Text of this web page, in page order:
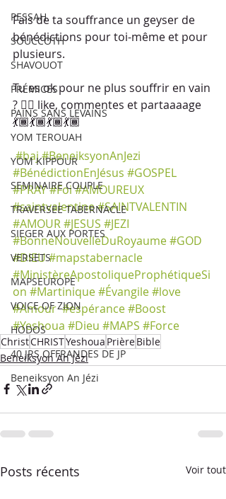
PESSAH
SOUCCOTH
SHAVOUOT
PRÉMICES
PAINS SANS LEVAINS
YOM TEROUAH
YOM KIPPOUR
SEMINAIRE COUPLE
TRAVERSEE TABERNACLE
SIEGER AUX PORTES
VERSETS
MAPSEUROPE
VOICE OF ZION
HODOS
40 JRS OFFRANDES DE JP
Beneiksyon An Jézi
Fais de ta souffrance un geyser de
bénédictions pour toi-même et pour
plusieurs.
Tu es ok pour ne plus souffrir en vain
? 👉🏾 like, commentes et partaaaage
💃🏾💃🏾💃🏾💃🏾
#baj #BeneiksyonAnJezi
#BénédictionEnJésus #GOSPEL
#PRAY#Foi #AMOUREUX
#saintvalentine#SAINTVALENTIN
#AMOUR#JESUS #JEZI
#BonneNouvelleDuRoyaume#GOD
#DIEU#mapstabernacle
#MinistèreApostoliqueProphétiqueSi
on #Martinique#Évangile#love
#Amour #espérance#Boost
#Yeshoua #Dieu #MAPS #Force
ChristCHRISTYeshoua PrièreBible
Beneiksyon An Jézi
Posts récents Voir tout